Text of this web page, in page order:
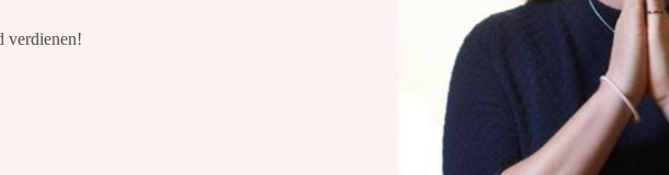
verdienen!